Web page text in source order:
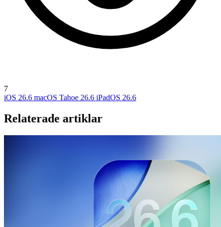
7
iOS 26.6 macOS Tahoe 26.6 iPadOS 26.6
Relaterade artiklar